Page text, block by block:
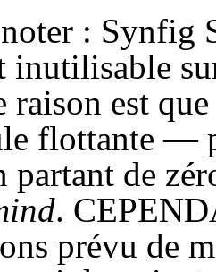
: Synfig
inutilisable
est
flottante —
partant de
.
prévu de